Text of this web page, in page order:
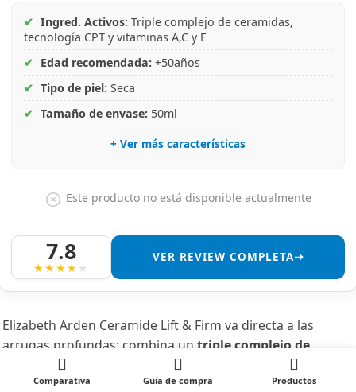
✔ Ingred. Activos: Triple complejo de ceramidas,
tecnología CPT y vitaminas A,C y E
✔ Edad recomendada: +50años
✔ Tipo de piel: Seca
✔ Tamaño de envase: 50ml
+ Ver más características
Este producto no está disponible actualmente
7.8 VER REVIEW COMPLETA➝
Elizabeth Arden Ceramide Lift & Firm va directa a las
arrugas profundas: combina un triple complejo de
ceramidas
tecnología CPTy vitaminas A, C y E para
devolvervolumen , mantener la hidratación y proteger la
Comparativa Guía de compra Productos